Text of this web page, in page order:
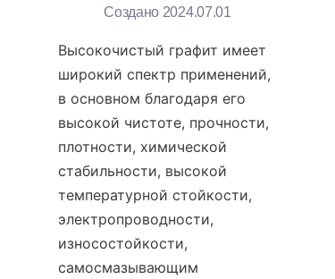
Создано 2024.07.01
Высокочистый графит имеет
широкий спектр применений,
в основном благодаря его
высокой чистоте, прочности,
плотности, химической
стабильности, высокой
температурной стойкости,
электропроводности,
износостойкости,
самосмазывающим